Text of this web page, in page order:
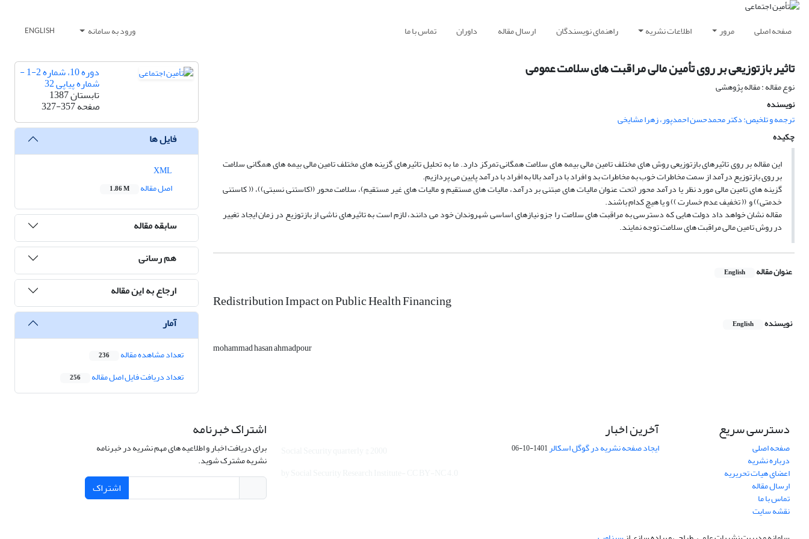
صفحه اصلی مرور اطلاعات نشریه راهنمای نویسندگان ارسال مقاله داوران تماس با ما ورود به سامانه ENGLISH
تاثیر بازتوزیعی بر روی تأمین مالی مراقبت های سلامت عمومی
نوع مقاله : مقاله پژوهشی
نویسنده
ترجمه و تلخیص: دکتر محمدحسن احمدپور، زهرا مشایخی
چکیده
این مقاله بر روی تاثیرهای بازتوزیعی روش های مختلف تامین مالی بیمه های سلامت همگانی تمرکز دارد. ما به تحلیل تاثیرهای گزینه های مختلف تامین مالی بیمه های همگانی سلامت
بر روی بازتوزیع درآمد از سمت مخاطرات خوب به مخاطرات بد و افراد با درآمد بالا به افراد با درآمد پایین می پردازیم.
گزینه های تامین مالی مورد نظر یا درآمد محور (تحت عنوان مالیات های مبتنی بر درآمد، مالیات های مستقیم و مالیات های غیر مستقیم)، سلامت محور ((کاستنی نسبتی))، (( کاستنی
خدمتی)) و (( تخفیف عدم خسارت )) و یا هیچ کدام باشند.
مقاله نشان خواهد داد دولت هایی که دسترسی به مراقبت های سلامت را جزو نیازهای اساسی شهروندان خود می دانند، لازم است به تاثیرهای ناشی از بازتوزیع در زمان ایجاد تغییر
در روش تامین مالی مراقبت های سلامت توجه نمایند.
عنوان مقاله English
Redistribution Impact on Public Health Financing
نویسنده English
mohammad hasan ahmadpour
دوره 10، شماره 2-1 -
شماره پیاپی 32
تابستان 1387
صفحه327-357
فایل ها
اصل مقاله
1.86 M
سابقه مقاله
هم رسانی
ارجاع به این مقاله
آمار
تعداد مشاهده مقاله 236
تعداد دریافت فایل اصل مقاله 256
دسترسی سریع
صفحه اصلی
درباره نشریه
اعضای هیات تحریریه
ارسال مقاله
تماس با ما
نقشه سایت
آخرین اخبار
ایجاد صفحه نشریه در گوگل اسکالر1401-10-06
اشتراک خبرنامه
برای دریافت اخبار و اطلاعیه های مهم نشریه در خبرنامه
نشریه مشترک شوید.
اشتراک